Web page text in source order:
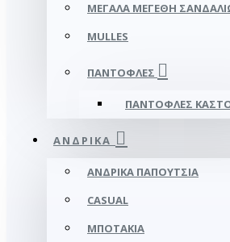
ΜΕΓΆΛΑ ΜΕΓΈΘΗ
MULLES
ΠΑΝΤΌΦΛΕΣ
ΠΑΝΤΌΦΛΕΣ
ΑΝΔΡΙΚΆ
ΑΝΔΡΙΚΆ ΠΑΠΟΎΤΣΙΑ
CASUAL
ΜΠΟΤΆΚΙΑ